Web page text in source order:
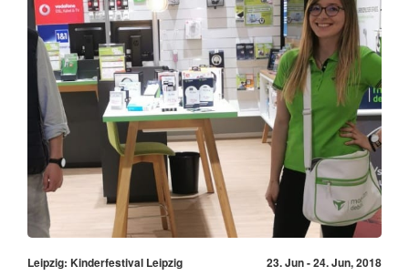
Leipzig: Kinderfestival Leipzig 23. Jun - 24. Jun, 2018